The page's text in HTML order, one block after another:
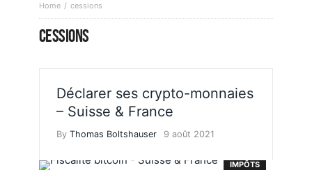
Home cessions
CESSIONS
Déclarer ses crypto-monnaies
– Suisse & France
By Thomas Boltshauser 9 août 2021
IMPÔTS